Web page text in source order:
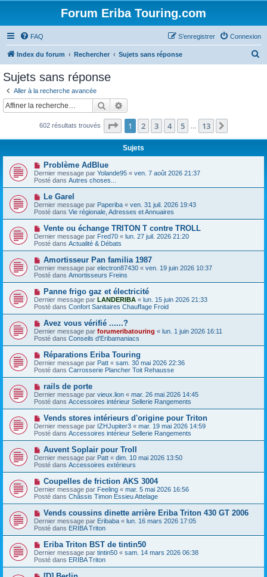
Forum Eriba Touring.com
FAQ Connexion
S’enregistrer
Index du forum Rechercher Sujets sans réponse
c
Sujets sans réponse
Aller à la recherche avancée
Rechercher
602 résultats trouvés Page 1sur13
1 2 3 4 5 13
Sujets
N
o
u
v
e
a
u
m
e
s
s
a
g
Problème AdBlue
Dernier message par Yolande95 « ven. 7 août 2026 21:37
Posté dans Autres choses...
N
o
u
v
e
u
m
e
s
s
a
g
e
Le Garel
Dernier message par Paperiba « ven. 31 juil. 2026 19:43
Posté dans Vie régionale, Adresses et Annuaires
N
o
u
v
a
u
m
e
s
a
g
Vente ou échange TRITON T contre TROLL
Dernier message par Fred70 « lun. 27 juil. 2026 21:20
Posté dans Actualité & Débats
N
o
u
v
e
a
u
m
e
s
s
a
g
e
Amortisseur Pan familia 1987
Dernier message par electron87430 « ven. 19 juin 2026 10:37
Posté dans Amortisseurs Freins
N
o
u
v
a
u
m
e
s
a
g
Panne frigo gaz et électricité
Dernier message par LANDERIBA « lun. 15 juin 2026 21:33
Posté dans Confort Sanitaires Chauffage Froid
N
o
u
v
e
a
u
m
e
s
s
a
g
e
Avez vous vérifié ......?
Dernier message par forumeribatouring « lun. 1 juin 2026 16:11
Posté dans Conseils d'Eribamaniacs
N
o
u
v
a
u
m
e
s
s
a
g
Réparations Eriba Touring
Dernier message par Patt « sam. 30 mai 2026 22:36
Posté dans Carrosserie Plancher Toit Rehausse
N
o
u
v
e
u
m
e
s
s
a
g
e
rails de porte
Dernier message par vieux.lion « mar. 26 mai 2026 14:45
Posté dans Accessoires intérieur Sellerie Rangements
N
o
u
v
a
u
m
e
s
s
a
g
e
Vends stores intérieurs d'origine pour Triton
Dernier message par IZHJupiter3 « mar. 19 mai 2026 14:59
Posté dans Accessoires intérieur Sellerie Rangements
N
o
u
v
a
u
m
e
s
s
a
g
e
Auvent Soplair pour Troll
Dernier message par Patt « dim. 10 mai 2026 13:50
Posté dans Accessoires extérieurs
N
o
u
v
e
u
m
e
s
a
g
e
Coupelles de friction AKS 3004
Dernier message par Feeling « mar. 5 mai 2026 16:56
Posté dans Châssis Timon Essieu Attelage
N
o
u
v
e
a
u
m
e
Vends coussins dinette arrière Eriba Triton 430 GT 2006
Dernier message par Eribaba « lun. 16 mars 2026 17:05
Posté dans ERIBA Triton
N
o
u
v
e
Eriba Triton BST de tintin50
Dernier message par tintin50 « sam. 14 mars 2026 06:38
Posté dans ERIBA Triton
N